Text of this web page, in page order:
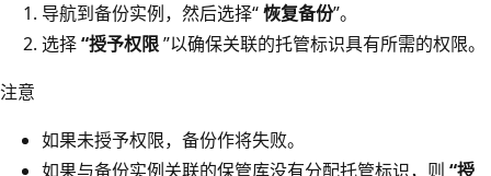
导航到备份实例，然后选择“恢复备份”。
选择“授予权限”以确保关联的托管标识具有所需的权限。
注意
如果未授予权限，备份作将失败。
如果与备份实例关联的保管库没有分配托管标识，则 “授